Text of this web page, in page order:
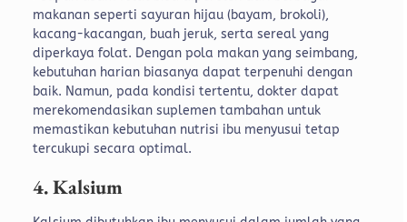
makanan seperti sayuran hijau (bayam, brokoli),
kacang-kacangan, buah jeruk, serta sereal yang
diperkaya folat. Dengan pola makan yang seimbang,
kebutuhan harian biasanya dapat terpenuhi dengan
baik. Namun, pada kondisi tertentu, dokter dapat
merekomendasikan suplemen tambahan untuk
memastikan kebutuhan nutrisi ibu menyusui tetap
tercukupi secara optimal.
4. Kalsium